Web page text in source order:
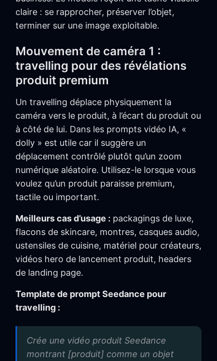
claire : se rapprocher, préserver l’objet,
terminer sur une image exploitable.
Mouvement de caméra 1 :
travelling pour des révélations
produit premium
Un travelling déplace physiquement la
caméra vers le produit, à l’écart du produit ou
à côté de lui. Dans les prompts vidéo IA, «
dolly » est utile car il suggère un
déplacement contrôlé plutôt qu’un zoom
numérique aléatoire. Utilisez-le lorsque vous
voulez qu’un produit paraisse premium,
tactile ou important.
Meilleurs cas d’usage : packagings de luxe,
flacons de skincare, montres, casques audio,
ustensiles de cuisine, matériel pour créateurs,
vidéos hero de lancement produit, headers
de landing page.
Template de prompt Seedance pour
travelling :
Crée une vidéo produit Seedance
montrant [produit] comme un objet